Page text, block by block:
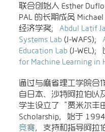
联合创始人 Esther
PAL 的长期成员
经济学奖； Abdul Latif
Systems Lab (J-WAFS)；
Education Lab (J-WEL)
for Machine Learning in
通过与麻省理工学院合
自日本、沙特阿拉伯以
学生设立了“贾米尔丰
Scholarship，始于
竞赛 ，支持和指导阿